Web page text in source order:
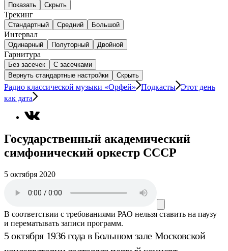
Показать Скрыть
Трекинг
Стандартный Средний Большой
Интервал
Одинарный Полуторный Двойной
Гарнитура
Без засечек
С засечками
Вернуть стандартные настройки
Скрыть
Радио классической музыки «Орфей» Подкасты Этот день
как дата
Государственный академический
симфонический оркестр СССР
5 октября 2020
В соответствии с требованиями РАО нельзя ставить на паузу
и перематывать записи программ.
5 октября 1936 года в Большом зале Московской